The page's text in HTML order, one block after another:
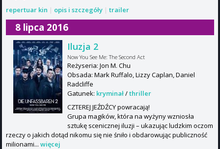
repertuar kin | opis i szczegóły | trailer
8 lipca 2016
Iluzja 2
Now You See Me: The Second Act
Reżyseria: Jon M. Chu
Obsada: Mark Ruffalo, Lizzy Caplan, Daniel
Radcliffe
Gatunek: kryminał/thriller
CZTEREJ JEŹDŹCY powracają!
Grupa magików, która na wyżyny wzniosła
sztukę scenicznej iluzji – ukazując ludzkim oczom
rzeczy o jakich dotąd nikomu się nie śniło i obdarowując publiczność
milionami... więcej